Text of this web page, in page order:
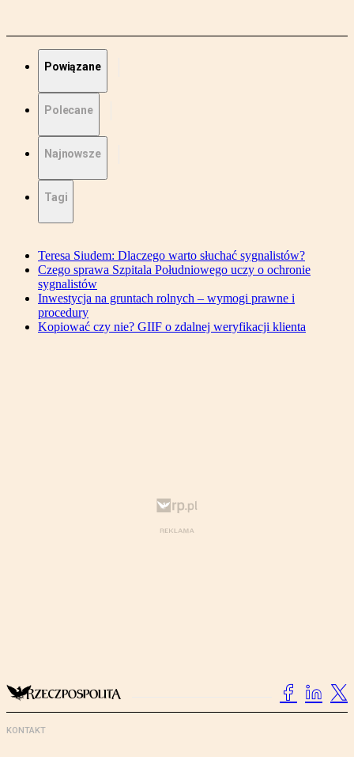
Powiązane
Polecane
Najnowsze
Tagi
Teresa Siudem: Dlaczego warto słuchać sygnalistów?
Czego sprawa Szpitala Południowego uczy o ochronie
sygnalistów
Inwestycja na gruntach rolnych – wymogi prawne i
procedury
Kopiować czy nie? GIIF o zdalnej weryfikacji klienta
KONTAKT